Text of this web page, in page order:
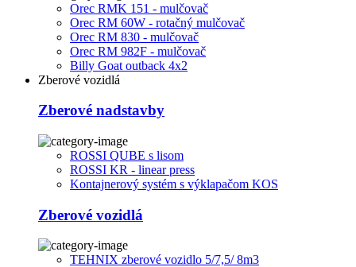
Orec RMK 151 - mulčovač
Orec RM 60W - rotačný mulčovač
Orec RM 830 - mulčovač
Orec RM 982F - mulčovač
Billy Goat outback 4x2
Zberové vozidlá
Zberové nadstavby
ROSSI QUBE s lisom
ROSSI KR - linear press
Kontajnerový systém s výklapačom KOS
Zberové vozidlá
TEHNIX zberové vozidlo 5/7,5/ 8m3